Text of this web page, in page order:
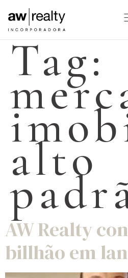
Tag:
alto
AW Realty
billhão em